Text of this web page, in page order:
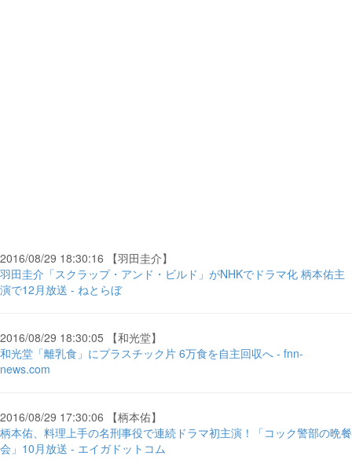
2016/08/29 18:30:16 【羽田圭介】
羽田圭介「スクラップ・アンド・ビルド」がNHKでドラマ化 柄本佑主
演で12月放送 - ねとらぼ
2016/08/29 18:30:05 【和光堂】
和光堂「離乳食」にプラスチック片 6万食を自主回収へ - fnn-
news.com
2016/08/29 17:30:06 【柄本佑】
柄本佑、料理上手の名刑事役で連続ドラマ初主演！「コック警部の晩餐
会」10月放送 - エイガドットコム